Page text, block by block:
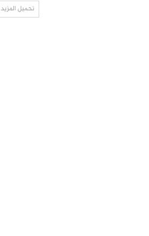
تحميل المزيد